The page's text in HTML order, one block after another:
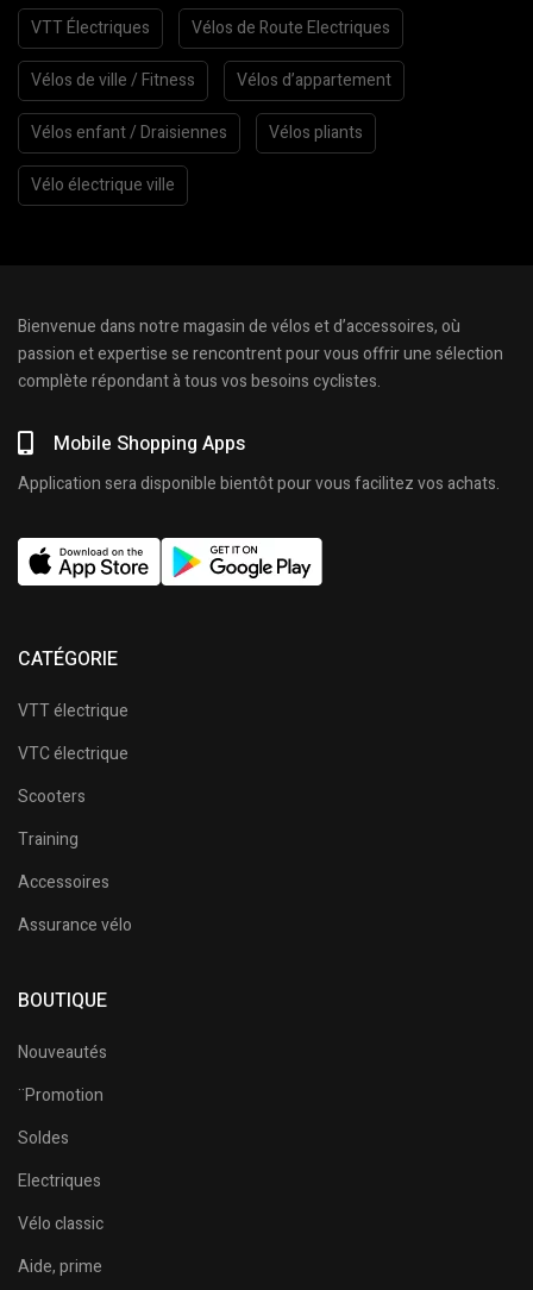
VTT Électriques Vélos de Route Electriques
Vélos de ville / Fitness Vélos d’appartement
Vélos enfant / Draisiennes Vélos pliants
Vélo électrique ville
Bienvenue dans notre magasin de vélos et d’accessoires, où
passion et expertise se rencontrent pour vous offrir une sélection
complète répondant à tous vos besoins cyclistes.
Mobile Shopping Apps
Application sera disponible bientôt pour vous facilitez vos achats.
CATÉGORIE
VTT électrique
VTC électrique
Scooters
Training
Accessoires
Assurance vélo
BOUTIQUE
Nouveautés
¨Promotion
Soldes
Electriques
Vélo classic
Aide, prime